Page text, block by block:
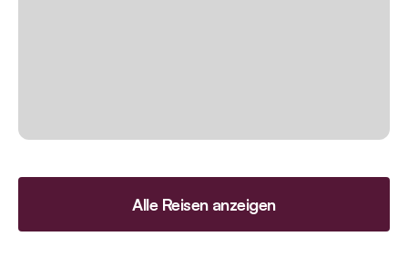
Alle Reisen anzeigen